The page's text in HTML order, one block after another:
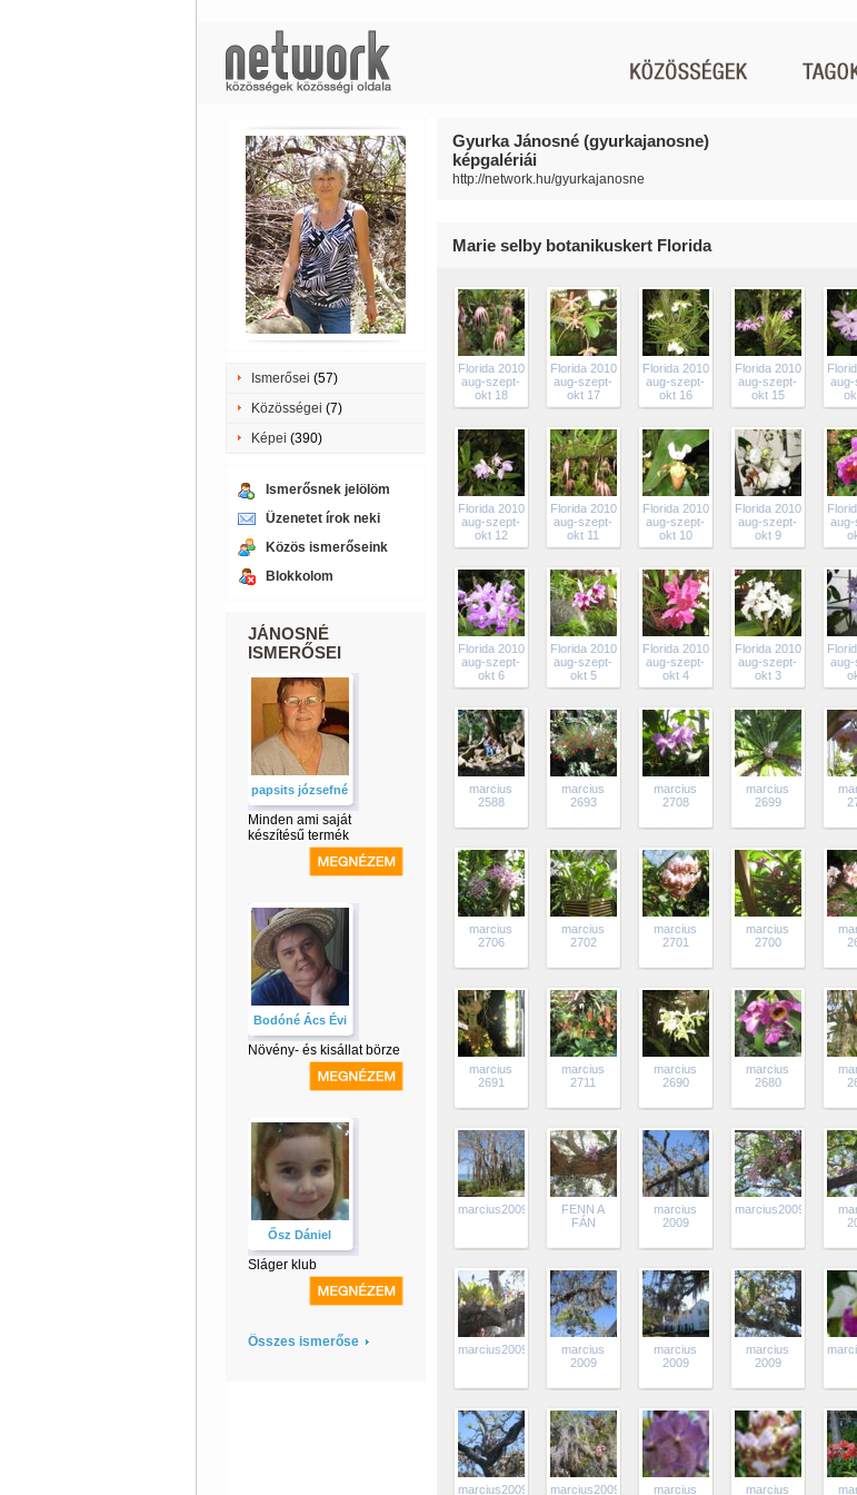
Ismerősei (57)
Közösségei (7)
Képei (390)
Ismerősnek jelölöm
Üzenetet írok neki
Közös ismerőseink
Blokkolom
JÁNOSNÉ
ISMERŐSEI
papsits józsefné
Minden ami saját
készítésű termék
Bodóné Ács Évi
Növény- és kisállat börze
Ősz Dániel
Sláger klub
Összes ismerőse
Gyurka Jánosné (gyurkajanosne)
képgalériái
http://network.hu/gyurkajanosne
Marie selby botanikuskert Florida
Florida 2010
aug-szept-
okt 18
Florida 2010
aug-szept-
okt 17
Florida 2010
aug-szept-
okt 16
Florida 2010
aug-szept-
okt 15
aug-
Florida 2010
aug-szept-
okt 12
Florida 2010
aug-szept-
okt 11
Florida 2010
aug-szept-
okt 10
Florida 2010
aug-szept-
okt 9
aug-
Florida 2010
aug-szept-
okt 6
Florida 2010
aug-szept-
okt 5
Florida 2010
aug-szept-
okt 4
Florida 2010
aug-szept-
okt 3
aug-
marcius
2588
marcius
2693
marcius
2708
marcius
2699
marcius
2706
marcius
2702
marcius
2701
marcius
2700
marcius
2691
marcius
2711
marcius
2690
marcius
2680
marcius2009
FENN A
FÁN
marcius
2009
marcius2009
marcius2009
marcius
2009
marcius
2009
marcius
2009
marcius2009 marcius2009 marcius marcius